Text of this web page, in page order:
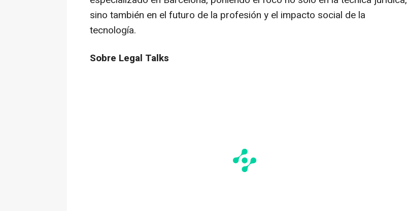
sino también en el futuro de la profesión y el impacto social de la
tecnología.
Sobre Legal Talks